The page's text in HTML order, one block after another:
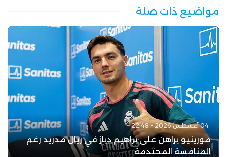
مواضيع ذات صلة
04 أغسطس 2026 - 22:48
مورينيو يراهن على براهيم دياز في ريال مدريد رغم
المنافسة المحتدمة